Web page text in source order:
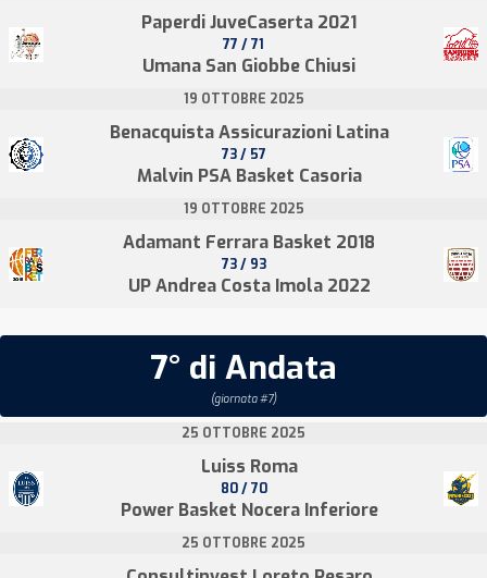
Paperdi JuveCaserta 2021
77 / 71
Umana San Giobbe Chiusi
19 OTTOBRE 2025
Benacquista Assicurazioni Latina
73 / 57
Malvin PSA Basket Casoria
19 OTTOBRE 2025
Adamant Ferrara Basket 2018
73 / 93
UP Andrea Costa Imola 2022
7° di Andata
(giornata #7)
25 OTTOBRE 2025
Luiss Roma
80 / 70
Power Basket Nocera Inferiore
25 OTTOBRE 2025